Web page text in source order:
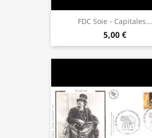
FDC Soie - Capitales...
5,00 €